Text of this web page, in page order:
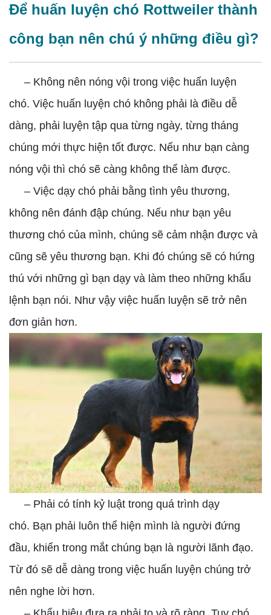
Để huấn luyện chó Rottweiler thành
công bạn nên chú ý những điều gì?
– Không nên nóng vội trong việc huấn luyện
chó. Việc huấn luyện chó không phải là điều dễ
dàng, phải luyện tập qua từng ngày, từng tháng
chúng mới thực hiện tốt được. Nếu như bạn càng
nóng vội thì chó sẽ càng không thể làm được.
– Việc dạy chó phải bằng tình yêu thương,
không nên đánh đập chúng. Nếu như bạn yêu
thương chó của mình, chúng sẽ cảm nhận được và
cũng sẽ yêu thương bạn. Khi đó chúng sẽ có hứng
thú với những gì bạn dạy và làm theo những khẩu
lệnh bạn nói. Như vậy việc huấn luyện sẽ trở nên
đơn giản hơn.
– Phải có tính kỷ luật trong quá trình dạy
chó. Bạn phải luôn thể hiện mình là người đứng
đầu, khiến trong mắt chúng bạn là người lãnh đạo.
Từ đó sẽ dễ dàng trong việc huấn luyện chúng trở
nên nghe lời hơn.